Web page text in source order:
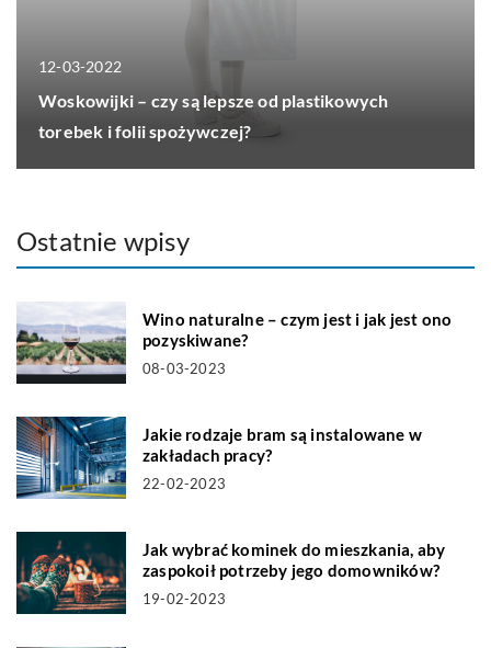
12-03-2022
Woskowijki – czy są lepsze od plastikowych
torebek i folii spożywczej?
Ostatnie wpisy
Wino naturalne – czym jest i jak jest ono
pozyskiwane?
08-03-2023
Jakie rodzaje bram są instalowane w
zakładach pracy?
22-02-2023
Jak wybrać kominek do mieszkania, aby
zaspokoił potrzeby jego domowników?
19-02-2023